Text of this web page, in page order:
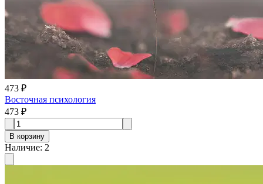
473 ₽
Восточная психология
473 ₽
В корзину
Наличие: 2